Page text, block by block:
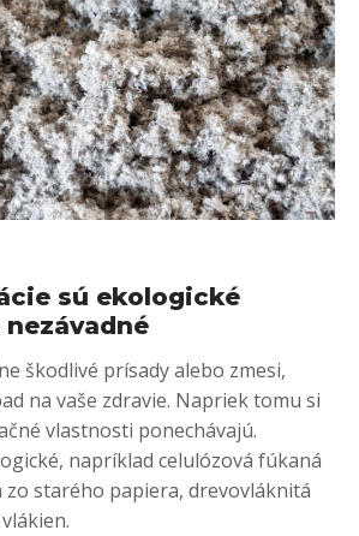
sú ekologické
škodlivé prísady alebo zmesi,
na vaše zdravie. Napriek tomu si
vlastnosti ponechávajú.
napríklad celulózová fúkaná
zo starého papiera, drevovláknitá